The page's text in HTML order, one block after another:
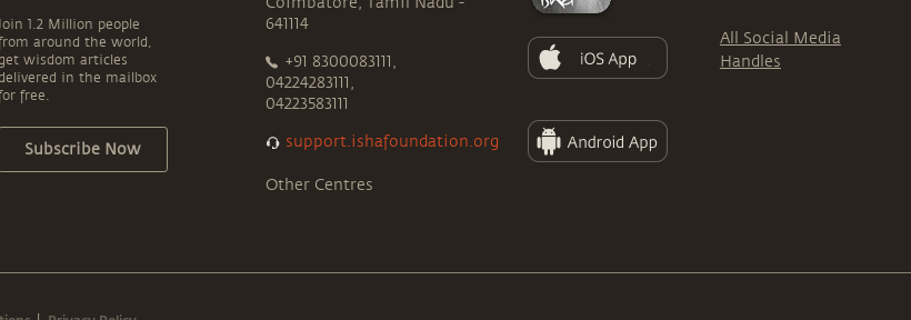
Join 1.2 Million people
around the world,
wisdom articles
in the mailbox
free.
Subscribe Now
641114
+91 8300083111,
04224283111,
04223583111
support.ishafoundation.org
Other Centres
All Social Media
Handles